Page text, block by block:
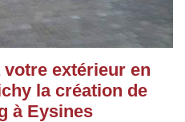
votre extérieur en
la création de
à Eysines